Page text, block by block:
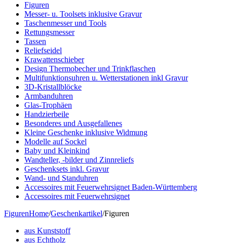
Figuren
Messer- u. Toolsets inklusive Gravur
Taschenmesser und Tools
Rettungsmesser
Tassen
Reliefseidel
Krawattenschieber
Design Thermobecher und Trinkflaschen
Multifunktionsuhren u. Wetterstationen inkl Gravur
3D-Kristallblöcke
Armbanduhren
Glas-Trophäen
Handzierbeile
Besonderes und Ausgefallenes
Kleine Geschenke inklusive Widmung
Modelle auf Sockel
Baby und Kleinkind
Wandteller, -bilder und Zinnreliefs
Geschenksets inkl. Gravur
Wand- und Standuhren
Accessoires mit Feuerwehrsignet Baden-Württemberg
Accessoires mit Feuerwehrsignet
FigurenHome/Geschenkartikel/Figuren
aus Kunststoff
aus Echtholz